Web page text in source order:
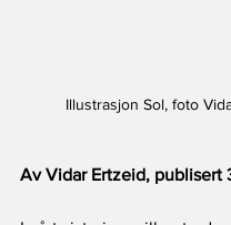
Illustrasjon Sol, foto
Av Vidar Ertzeid, publisert